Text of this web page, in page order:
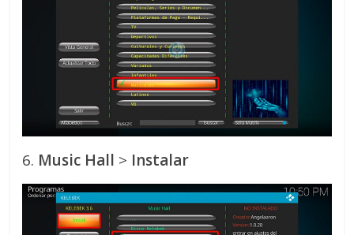
6. Music Hall > Instalar